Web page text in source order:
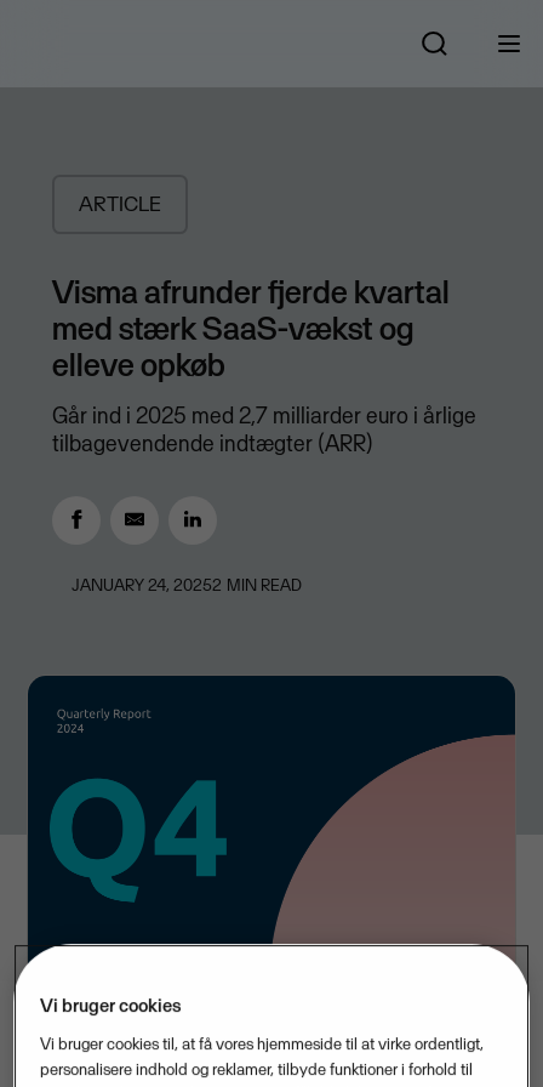
ARTICLE
Visma afrunder fjerde kvartal
med stærk SaaS-vækst og
elleve opkøb
Går ind i 2025 med 2,7 milliarder euro i årlige
tilbagevendende indtægter (ARR)
JANUARY 24, 20252 MIN READ
Visma leverede en omsætning på 737 millioner euro i
Vi bruger cookies
Vi bruger cookies til, at få vores hjemmeside til at virke ordentligt,
personalisere indhold og reklamer, tilbyde funktioner i forhold til